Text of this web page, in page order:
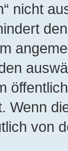
nicht
Wenn
von